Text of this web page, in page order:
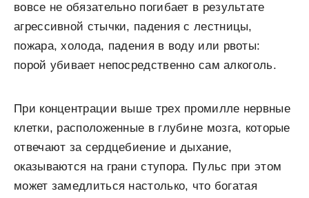
вовсе не обязательно погибает в результате
агрессивной стычки, падения с лестницы,
пожара, холода, падения в воду или рвоты:
порой убивает непосредственно сам алкоголь.
При концентрации выше трех промилле нервные
клетки, расположенные в глубине мозга, которые
отвечают за сердцебиение и дыхание,
оказываются на грани ступора. Пульс при этом
может замедлиться настолько, что богатая